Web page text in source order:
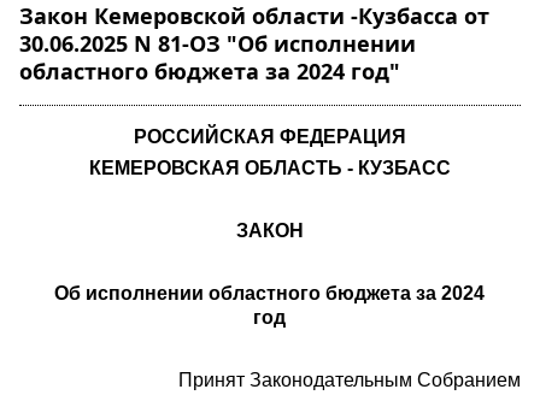
Закон Кемеровской области -Кузбасса от
30.06.2025 N 81-ОЗ "Об исполнении
областного бюджета за 2024 год"
РОССИЙСКАЯ ФЕДЕРАЦИЯ
КЕМЕРОВСКАЯ ОБЛАСТЬ - КУЗБАСС
ЗАКОН
Об исполнении областного бюджета за 2024
год
Принят Законодательным Собранием